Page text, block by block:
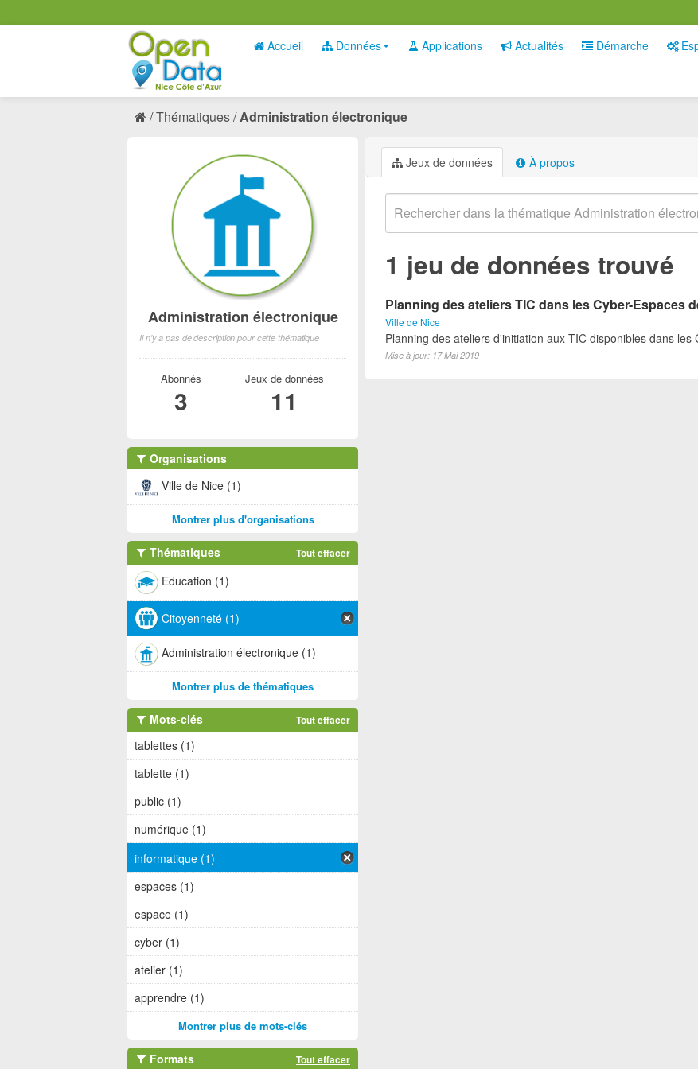
Accueil Données Applications Actualités Démarche
Thématiques Administration électronique
Jeux de données À propos
1 jeu de données trouvé
Planning des ateliers TIC dans les Cyber-Espaces
Ville de Nice
Planning des ateliers d'initiation aux TIC disponibles dans les
Mise à jour: 17 Mai 2019
Administration électronique
Il n'y a pas de description pour cette thématique
Abonnés
3
Jeux de données
11
Organisations
Ville de Nice (1)
Montrer plus d'organisations
Thématiques Tout effacer
Education (1)
Citoyenneté (1)
Administration électronique (1)
Montrer plus de thématiques
Mots-clés Tout effacer
tablettes (1)
tablette (1)
public (1)
numérique (1)
informatique (1)
espaces (1)
espace (1)
cyber (1)
atelier (1)
apprendre (1)
Montrer plus de mots-clés
Formats Tout effacer